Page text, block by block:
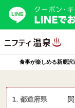
食事が楽しめる新鹿沢
1. 都道府県